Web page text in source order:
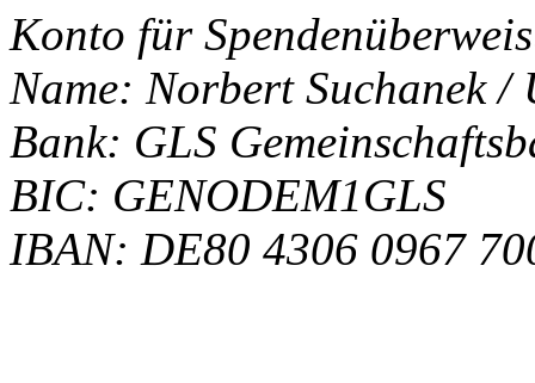
Konto für
Name: Norbert Suchanek
Bank: GLS
BIC: GENODEM1GLS
IBAN: DE80 4306 0967